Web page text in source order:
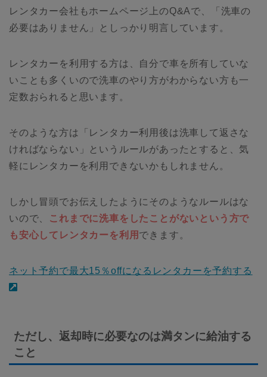
レンタカー会社もホームページ上のQ&Aで、「洗車の
必要はありません」としっかり明言しています。
レンタカーを利用する方は、自分で車を所有していな
いことも多くいので洗車のやり方がわからない方も一
定数おられると思います。
そのような方は「レンタカー利用後は洗車して返さな
ければならない」というルールがあったとすると、気
軽にレンタカーを利用できないかもしれません。
しかし冒頭でお伝えしたようにそのようなルールはな
いので、
これまでに洗車をしたことがないという方で
も安心してレンタカーを利用 できます。
ネット予約で最大15％offになるレンタカーを予約する
ただし、返却時に必要なのは満タンに給油する
こと